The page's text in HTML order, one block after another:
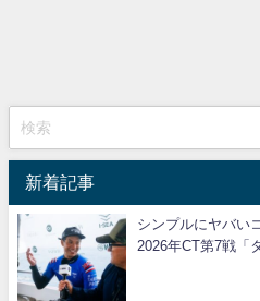
新着記事
シンプルにヤバい
2026年CT第7戦「